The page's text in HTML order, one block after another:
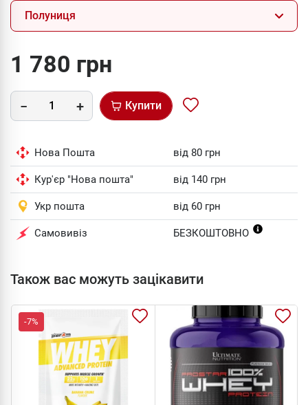
Полуниця
1 780 грн
Купити
Нова Пошта від 80 грн
Кур'єр "Нова пошта" від 140 грн
Укр пошта від 60 грн
Самовивіз БЕЗКОШТОВНО
Також вас можуть зацікавити
-7%